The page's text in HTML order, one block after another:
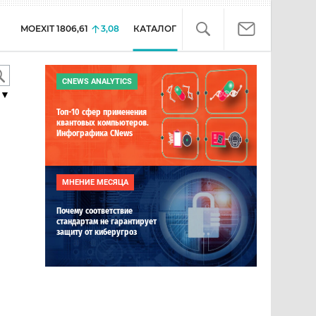
MOEXIT 1806,61 3,08 КАТАЛОГ
CNEWS ANALYTICS
Топ-10 сфер применения
квантовых компьютеров.
Инфографика CNews
МНЕНИЕ МЕСЯЦА
Почему соответствие
стандартам не гарантирует
защиту от киберугроз